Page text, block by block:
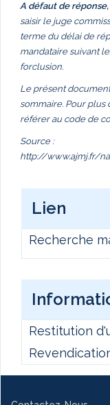
A défaut de
saisir le juge
terme du délai de
mandataire suivant
forclusion.
Le présent
sommaire. Pour plus
référer au code de
Source :
http://www.ajmj.fr/
Lien
Recherche
Restitution